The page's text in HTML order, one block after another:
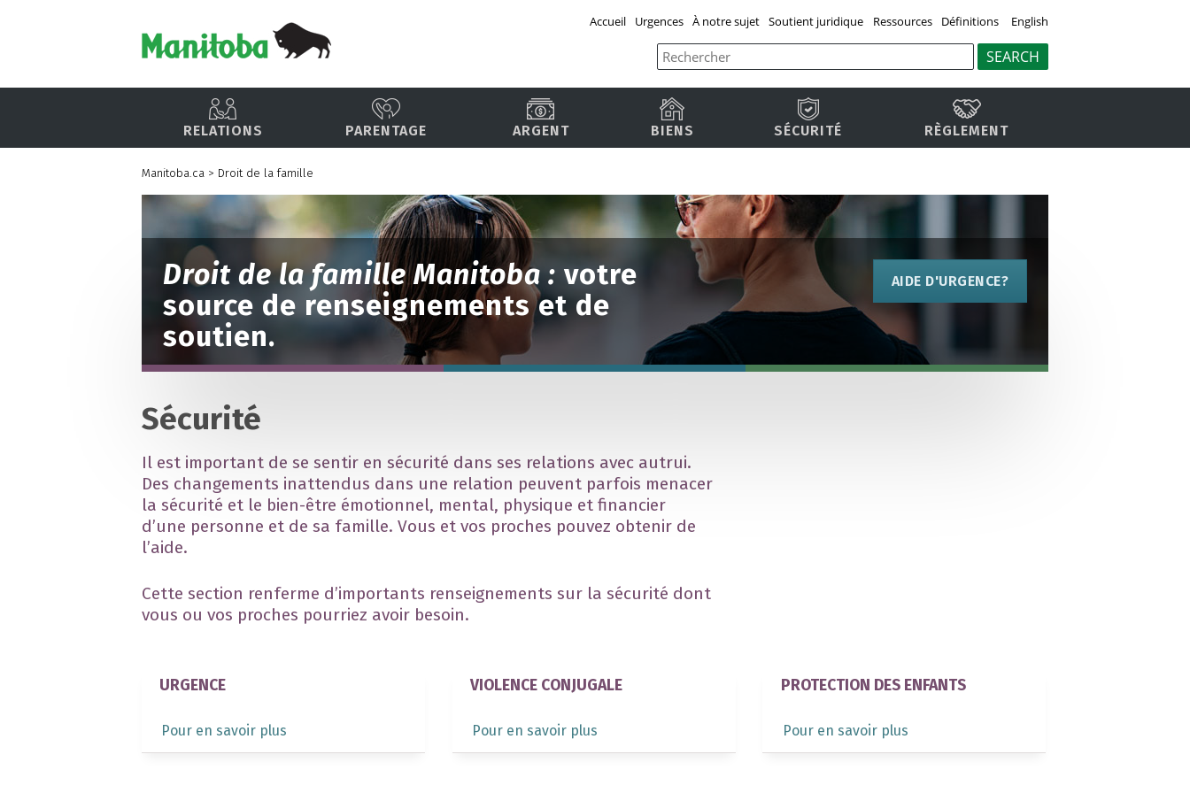
Accueil Urgences À notre sujet Soutient juridique Ressources Définitions English
RELATIONS PARENTAGE ARGENT BIENS SÉCURITÉ RÈGLEMENT
Manitoba.ca > Droit de la famille
Droit de la famille Manitoba : votre
source de renseignements et de
soutien.
AIDE D'URGENCE?
Sécurité
Il est important de se sentir en sécurité dans ses relations avec autrui.
Des changements inattendus dans une relation peuvent parfois menacer
la sécurité et le bien-être émotionnel, mental, physique et financier
d’une personne et de sa famille. Vous et vos proches pouvez obtenir de
l’aide.
Cette section renferme d’importants renseignements sur la sécurité dont
vous ou vos proches pourriez avoir besoin.
URGENCE
Pour en savoir plus
VIOLENCE CONJUGALE
Pour en savoir plus
PROTECTION DES ENFANTS
Pour en savoir plus